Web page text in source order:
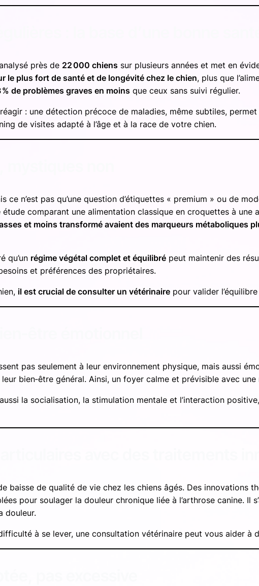
près de 22 000 chiens sur plusieurs années et met en
le plus fort de santé et de longévité chez le chien, plus que
% de problèmes graves en moins que ceux sans suivi régulier.
: une détection précoce de maladies, même subtiles,
de visites adapté à l’âge et à la race de votre chien.
ce n’est pas qu’une question d’étiquettes « premium » ou de
comparant une alimentation classique en croquettes à
et moins transformé avaient des marqueurs métaboliques
qu’un régime végétal complet et équilibré peut maintenir des
et préférences des propriétaires.
il est crucial de consulter un vétérinaire pour valider
pas seulement à leur environnement physique, mais aussi
bien‑être général. Ainsi, un foyer calme et prévisible avec
la socialisation, la stimulation mentale et l’interaction
baisse de qualité de vie chez les chiens âgés. Des innovations
pour soulager la douleur chronique liée à l’arthrose canine. Il
douleur.
à se lever, une consultation vétérinaire peut vous aider